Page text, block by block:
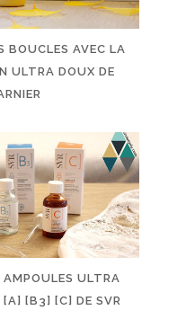
BOUCLES AVEC LA
ULTRA DOUX DE
AMPOULES ULTRA
[A] [B3] [C] DE SVR